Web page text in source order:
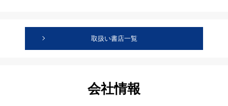
取扱い書店一覧
会社情報